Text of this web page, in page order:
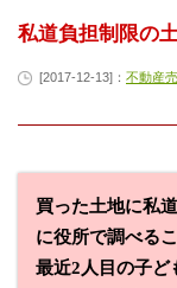
私道負担制限の
[2017-12-13]： 不動産
買った土地に私
に役所で調べる
最近2人目の子ど